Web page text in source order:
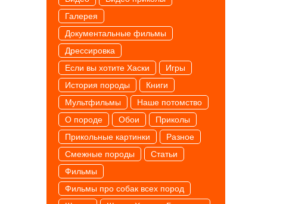
Галерея
Документальные фильмы
Дрессировка
Если вы хотите Хаски
Игры
История породы
Книги
Мультфильмы
Наше потомство
О породе
Обои
Приколы
Прикольные картинки
Разное
Смежные породы
Статьи
Фильмы
Фильмы про собак всех пород